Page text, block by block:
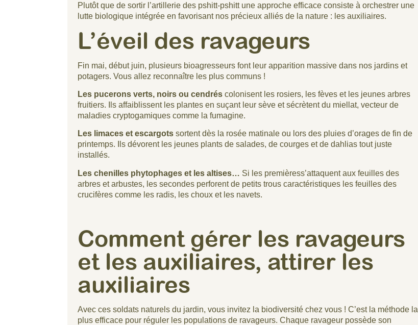
Plutôt que de sortir l’artillerie des pshitt-pshitt une approche efficace consiste à orchestrer une
lutte biologique intégrée en favorisant nos précieux alliés de la nature : les auxiliaires.
L’éveil des ravageurs
Fin mai, début juin, plusieurs bioagresseurs font leur apparition massive dans nos jardins et
potagers. Vous allez reconnaître les plus communs !
Les pucerons verts, noirs ou cendrés colonisent les rosiers, les fèves et les jeunes arbres
fruitiers. Ils affaiblissent les plantes en suçant leur sève et sécrètent du miellat, vecteur de
maladies cryptogamiques comme la fumagine.
Les limaces et escargots sortent dès la rosée matinale ou lors des pluies d’orages de fin de
printemps. Ils dévorent les jeunes plants de salades, de courges et de dahlias tout juste
installés.
Les chenilles phytophages et les altises… Si les premièress’attaquent aux feuilles des
arbres et arbustes, les secondes perforent de petits trous caractéristiques les feuilles des
crucifères comme les radis, les choux et les navets.
Comment gérer les ravageurs
et les auxiliaires, attirer les
auxiliaires
Avec ces soldats naturels du jardin, vous invitez la biodiversité chez vous ! C’est la méthode la
plus efficace pour réguler les populations de ravageurs. Chaque ravageur possède son